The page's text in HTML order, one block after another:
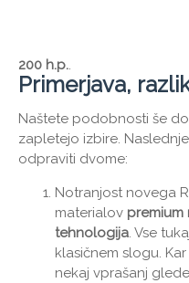
200 h.p..
Primerjava,
Naštete podobnosti še
zapletejo izbire.
odpraviti dvome:
Notranjost novega
materialov premium
tehnologija. Vse
klasičnem slogu.
nekaj vprašanj